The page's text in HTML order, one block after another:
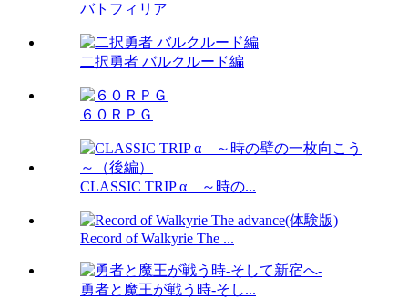
バトフィリア
二択勇者 バルクルード編
６０ＲＰＧ
CLASSIC TRIP α ～時の...
Record of Walkyrie The ...
勇者と魔王が戦う時-そし...